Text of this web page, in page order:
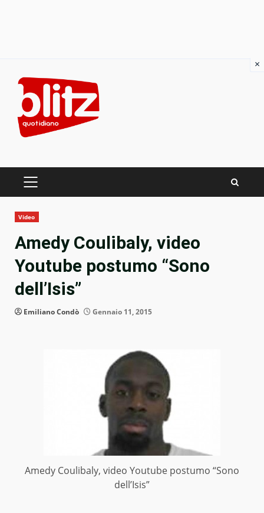
content
PRIMARY
Video
Amedy Coulibaly, video
Youtube postumo “Sono
dell’Isis”
Emiliano Condò Gennaio 11, 2015
Amedy Coulibaly, video Youtube postumo “Sono
dell’Isis”
×